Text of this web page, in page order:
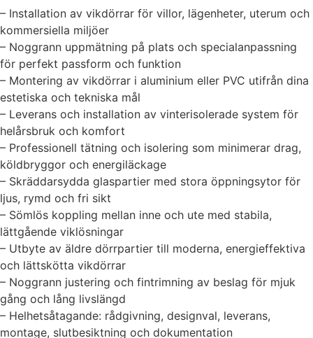
– Installation av vikdörrar för villor, lägenheter, uterum och
kommersiella miljöer
– Noggrann uppmätning på plats och specialanpassning
för perfekt passform och funktion
– Montering av vikdörrar i aluminium eller PVC utifrån dina
estetiska och tekniska mål
– Leverans och installation av vinterisolerade system för
helårsbruk och komfort
– Professionell tätning och isolering som minimerar drag,
köldbryggor och energiläckage
– Skräddarsydda glaspartier med stora öppningsytor för
ljus, rymd och fri sikt
– Sömlös koppling mellan inne och ute med stabila,
lättgående viklösningar
– Utbyte av äldre dörrpartier till moderna, energieffektiva
och lättskötta vikdörrar
– Noggrann justering och fintrimning av beslag för mjuk
gång och lång livslängd
– Helhetsåtagande: rådgivning, designval, leverans,
montage, slutbesiktning och dokumentation